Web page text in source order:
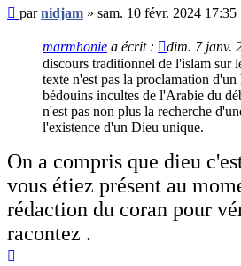
Message
non
parnidjam » sam. 10 févr. 2024 17:35
marmhonie a écrit : dim. 7 janv.
discours traditionnel de l'islam sur
texte n'est pas la proclamation d'un
bédouins incultes de l'Arabie du
n'est pas non plus la recherche
l'existence d'un Dieu unique.
On a compris que dieu
vous étiez présent au
rédaction du coran pour
racontez .